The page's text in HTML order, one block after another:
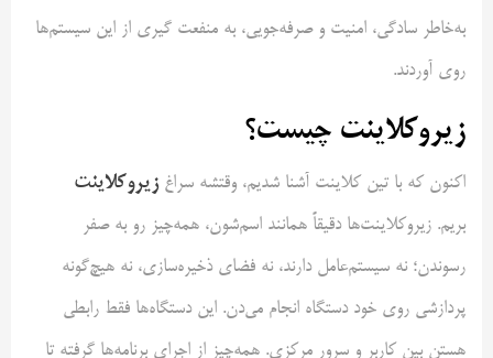
به‌خاطر سادگی، امنیت و صرفه‌جویی، به منفعت گیری از این سیستم‌ها
روی آوردند.
زیروکلاینت چیست؟
اکنون که با تین کلاینت آشنا شدیم، وقتشه سراغزیروکلاینت
بریم. زیروکلاینت‌ها دقیقاً همانند اسم‌شون، همه‌چیز رو به صفر
رسوندن؛ نه سیستم‌عامل دارند، نه فضای ذخیره‌سازی، نه هیچ‌گونه
پردازشی روی خود دستگاه انجام می‌دن. این دستگاه‌ها فقط رابطی
هستن بین کاربر و سرور مرکزی. همه‌چیز از اجرای برنامه‌ها گرفته تا